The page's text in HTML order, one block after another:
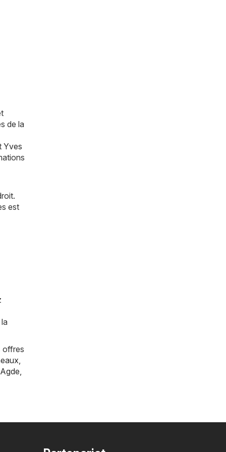
de la
Yves
est
offres
Agde